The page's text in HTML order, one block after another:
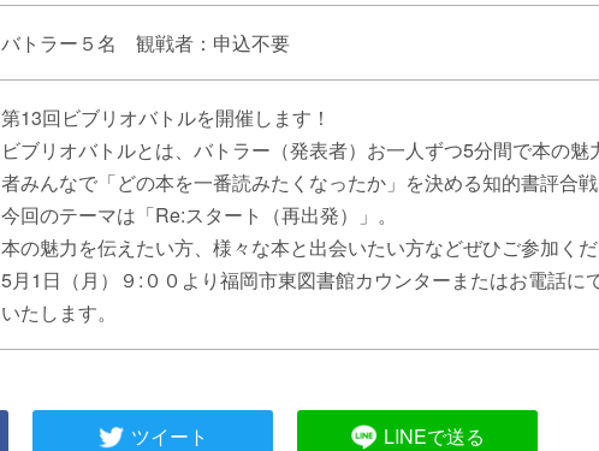
バトラー５名 観戦者：申込不要
第13回ビブリオバトルを開催します！
ビブリオバトルとは、バトラー（発表者）お一人ずつ5分間で本の
者みんなで「どの本を一番読みたくなったか」を決める知的書評合戦
今回のテーマは「Re:スタート（再出発）」。
本の魅力を伝えたい方、様々な本と出会いたい方などぜひご参加くだ
5月1日（月）９:００より福岡市東図書館カウンターまたはお電話に
いたします。
ツイート LINEで送る